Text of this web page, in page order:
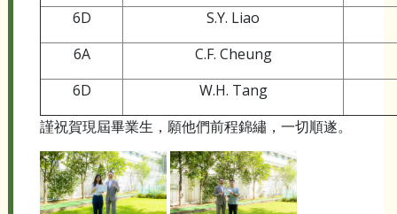
6D
S.Y. Liao
6A
C.F. Cheung
6D
W.H. Tang
謹祝賀現屆畢業生，願他們前程錦繡，一切順遂。